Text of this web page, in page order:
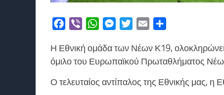
Facebook
Viber WhatsAppMessengerTwitterEmail
Η Εθνική ομάδα των Νέων Κ19,
όμιλο του Ευρωπαϊκού Πρωταθλήματος
Ο τελευταίος αντίπαλος της Εθνικής μας, η